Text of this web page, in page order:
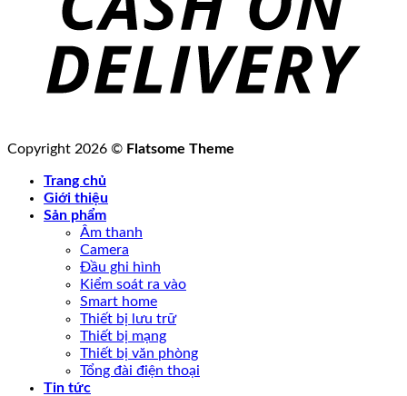
Copyright 2026 © Flatsome Theme
Trang chủ
Giới thiệu
Sản phẩm
Âm thanh
Camera
Đầu ghi hình
Kiểm soát ra vào
Smart home
Thiết bị lưu trữ
Thiết bị mạng
Thiết bị văn phòng
Tổng đài điện thoại
Tin tức